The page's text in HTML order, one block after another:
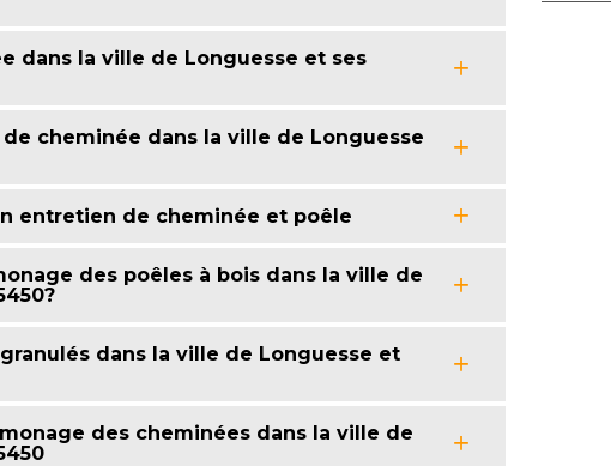
dans la ville de Longuesse et ses
cheminée dans la ville de Longuesse
entretien de cheminée et poêle
des poêles à bois dans la ville de
dans la ville de Longuesse et
des cheminées dans la ville de